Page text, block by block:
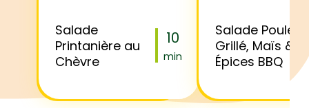
Salade
Printanière au
Chèvre
10
min
Salade Poulet
Grillé, Maïs &
Épices BBQ